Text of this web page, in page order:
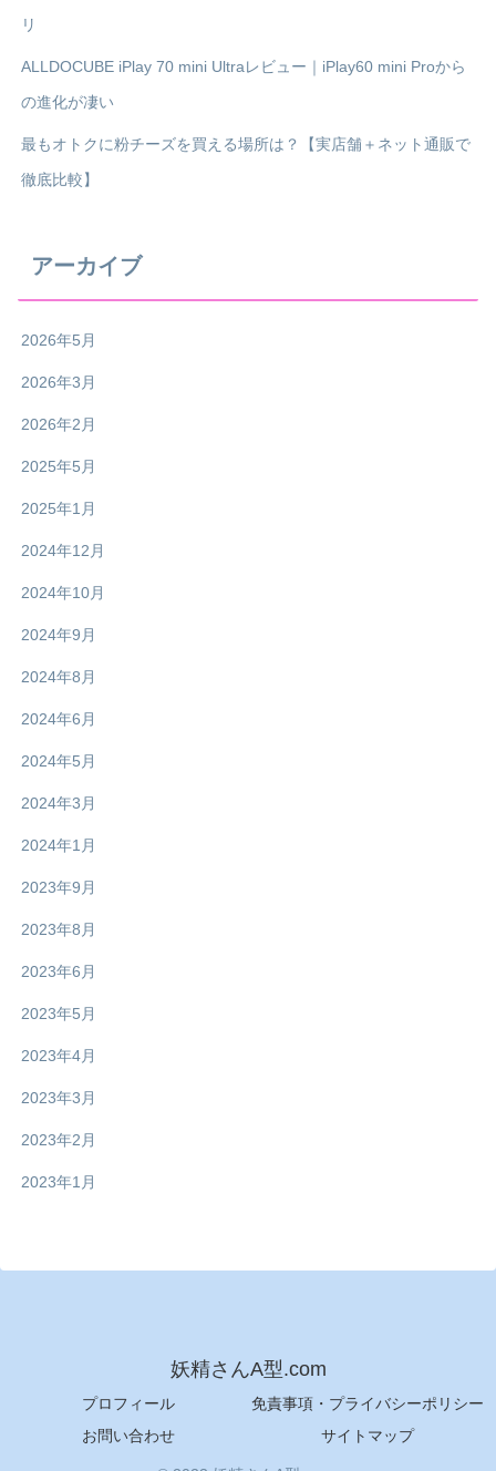
リ
ALLDOCUBE iPlay 70 mini Ultraレビュー｜iPlay60 mini Proから
の進化が凄い
最もオトクに粉チーズを買える場所は？【実店舗＋ネット通販で
徹底比較】
アーカイブ
2026年5月
2026年3月
2026年2月
2025年5月
2025年1月
2024年12月
2024年10月
2024年9月
2024年8月
2024年6月
2024年5月
2024年3月
2024年1月
2023年9月
2023年8月
2023年6月
2023年5月
2023年4月
2023年3月
2023年2月
2023年1月
妖精さんA型.com
プロフィール
免責事項・プライバシーポリシー
お問い合わせ
サイトマップ